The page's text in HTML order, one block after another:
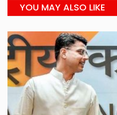
YOU MAY ALSO LIKE